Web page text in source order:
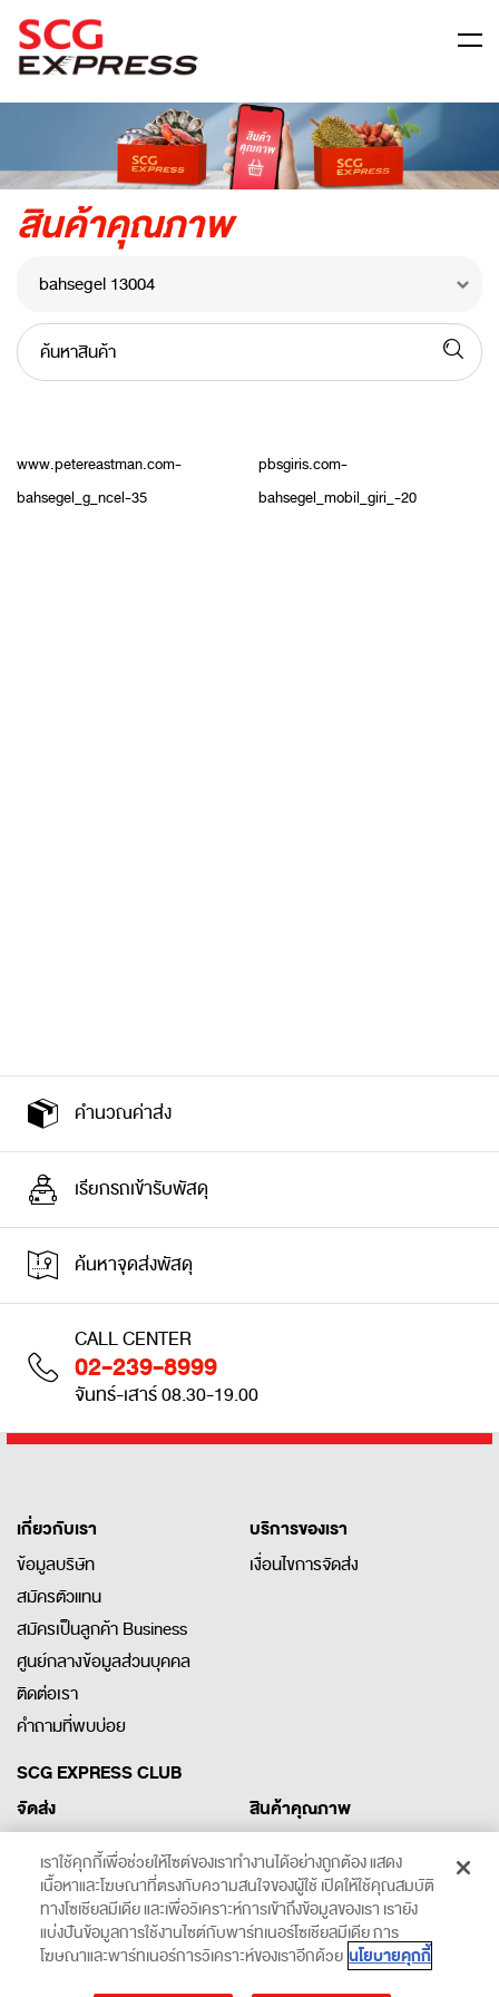
ข้อมูลบริษัท
สมัครตัวแทน
ติดต่อเรา
คำถามที่พบบ่อย
สินค้าคุณภาพ
ค้นหาสินค้า
www.petereastman.com-
bahsegel_g_ncel-35
pbsgiris.com-
bahsegel_mobil_giri_-20
คำนวณค่าส่ง
เรียกรถเข้ารับพัสดุ
ค้นหาจุดส่งพัสดุ
CALL CENTER
02-239-8999
จันทร์-เสาร์ 08.30-19.00
เกี่ยวกับเรา
ข้อมูลบริษัท
สมัครตัวแทน
สมัครเป็นลูกค้า Business
ศูนย์กลางข้อมูลส่วนบุคคล
ติดต่อเรา
คำถามที่พบบ่อย
SCG EXPRESS CLUB
บริการของเรา
เงื่อนไขการจัดส่ง
จัดส่ง
เรียกรถเข้ารับพัสดุ
จุดส่งพัสดุและพื้นที่ให้บริการ
คำนวณค่าส่ง
ตรวจสอบสถานะพัสดุ
สินค้าคุณภาพ
สินค้าและคูปอง
โปรโมชั่นและข่าวสาร
เราใช้คุกกี้เพื่อช่วยให้ไซต์ของเราทำงานได้อย่างถูกต้อง แสดง
เนื้อหาและโฆษณาที่ตรงกับความสนใจของผู้ใช้ เปิดให้ใช้คุณสมบัติ
ทางโซเชียลมีเดีย และเพื่อวิเคราะห์การเข้าถึงข้อมูลของเรา เรายัง
แบ่งปันข้อมูลการใช้งานไซต์กับพาร์ทเนอร์โซเชียลมีเดีย การ
โฆษณาและพาร์ทเนอร์การวิเคราะห์ของเราอีกด้วย นโยบายคุกกี้